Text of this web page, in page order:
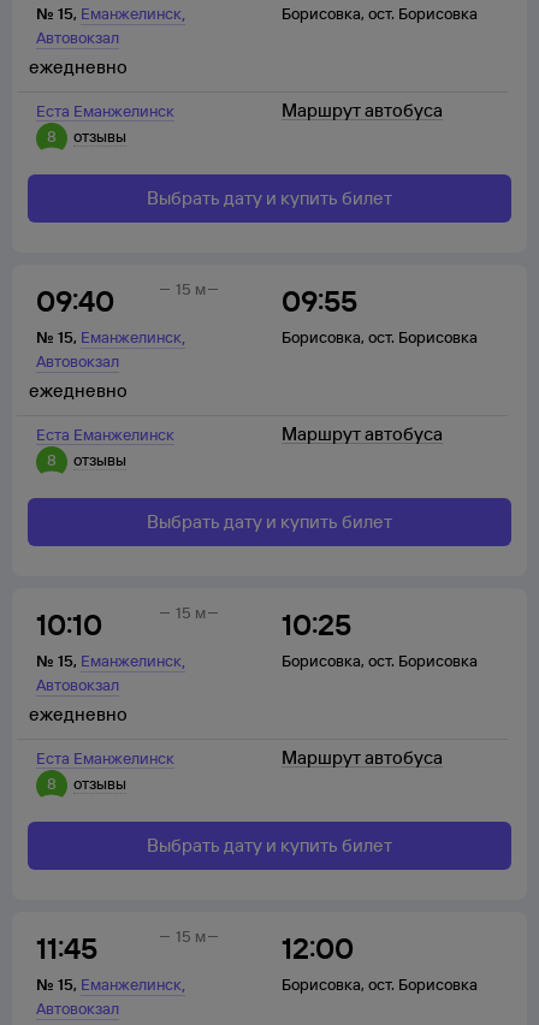
№ 15, Еманжелинск,
Автовокзал
Борисовка, ост. Борисовка
Еста Еманжелинск
8
отзывы
ежедневно
Маршрут автобуса
Выбрать дату и купить билет
09:40
№ 15, Еманжелинск,
Автовокзал
09:55
Борисовка, ост. Борисовка
15 м
Еста Еманжелинск
8
отзывы
ежедневно
Маршрут автобуса
Выбрать дату и купить билет
10:10
№ 15, Еманжелинск,
Автовокзал
10:25
Борисовка, ост. Борисовка
15 м
Еста Еманжелинск
8
отзывы
ежедневно
Маршрут автобуса
Выбрать дату и купить билет
11:45
№ 15, Еманжелинск,
Автовокзал
12:00
Борисовка, ост. Борисовка
15 м